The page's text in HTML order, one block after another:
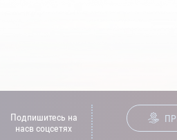
Подпишитесь на
насв соцсетях